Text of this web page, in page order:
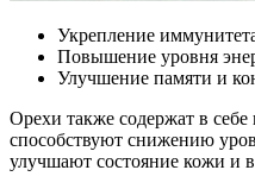
Укрепление
Повышение уровня
Улучшение памяти и
Орехи также содержат в
способствуют снижению
улучшают состояние кожи и